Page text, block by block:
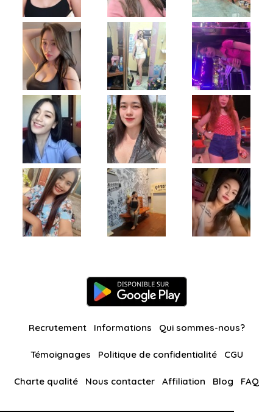
Recrutement Informations Qui sommes-nous?
Témoignages Politique de confidentialité CGU
Charte qualité Nous contacter Affiliation Blog FAQ